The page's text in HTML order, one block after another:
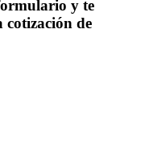
y te
cotización de